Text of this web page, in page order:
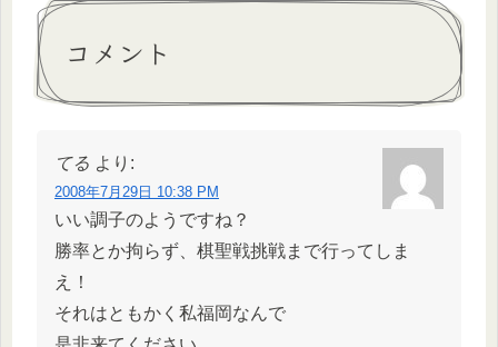
コメント
てる より:
2008年7月29日 10:38 PM
いい調子のようですね？
勝率とか拘らず、棋聖戦挑戦まで行ってしま
え！
それはともかく私福岡なんで